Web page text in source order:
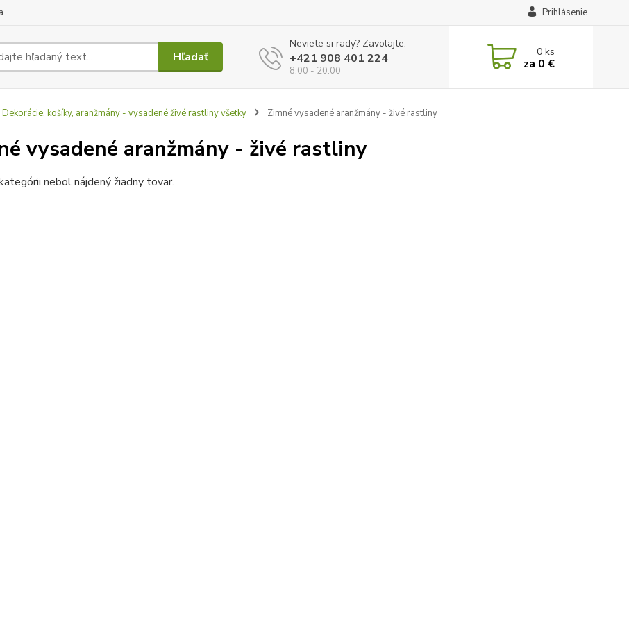
Prihlásenie
Hľadať
Neviete si rady? Zavolajte.
+421 908 401 224
8:00 - 20:00
0ks
za 0 €
Dekorácie. košíky, aranžmány - vysadené živé rastliny všetky Zimné vysadené aranžmány - živé rastliny
vysadené aranžmány - živé rastliny
nebol nájdený žiadny tovar.